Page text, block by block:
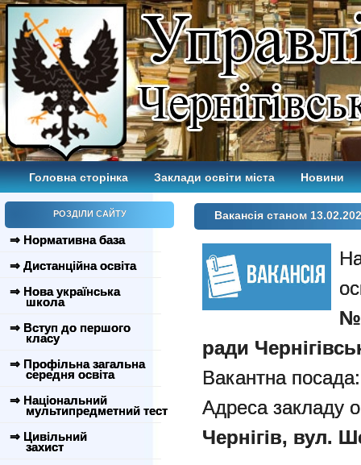
Головна сторінка Заклади освіти міста Новини
РОЗДІЛИ САЙТУ
⇒ Нормативна база
⇒ Дистанційна освіта
⇒ Нова українська
школа
⇒ Вступ до першого
класу
⇒ Профільна загальна
середня освіта
⇒ Національний
мультипредметний тест
⇒ Цивільний
захист
Вакансія станом
ради
Вакантна посада:
Адреса закладу
Чернігів, вул.